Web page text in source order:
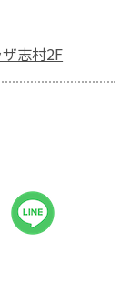
志村2F